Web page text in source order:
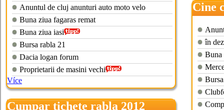
Anuntul de cluj anunturi auto moto velo
Buna ziua fagaras remat
Buna ziua iasi
Bursa rabla 21
Dacia logan forum
Proprietarii de masini vechi
Více
Cumpar tichete rabla 2012
Cine
2013
în
Buna